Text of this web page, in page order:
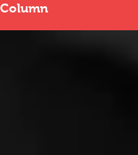
Column